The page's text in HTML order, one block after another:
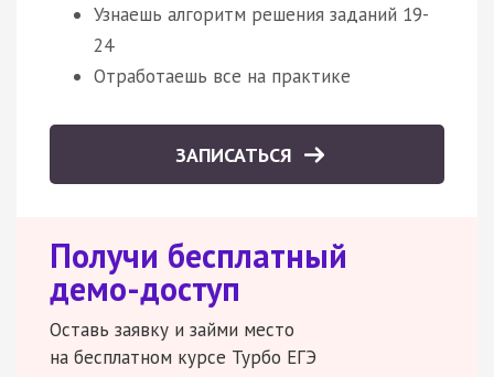
Узнаешь алгоритм решения заданий 19-
24
Отработаешь все на практике
ЗАПИСАТЬСЯ
Получи бесплатный
демо-доступ
Оставь заявку и займи место
на бесплатном курсе Турбо ЕГЭ